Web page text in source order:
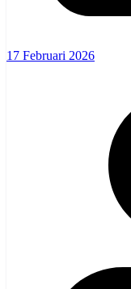
17 Februari 2026